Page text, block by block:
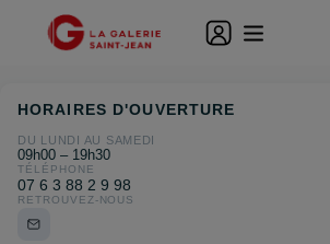
HORAIRES D'OUVERTURE
DU LUNDI AU SAMEDI
09h00 – 19h30
TÉLÉPHONE
07 6 3 88 2 9 98
RETROUVEZ-NOUS